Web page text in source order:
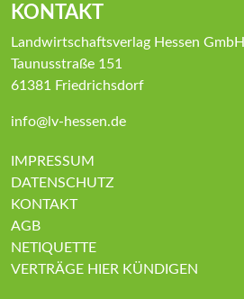
KONTAKT
Landwirtschaftsverlag Hessen GmbH
Taunusstraße 151
61381 Friedrichsdorf
info@lv-hessen.de
IMPRESSUM
DATENSCHUTZ
KONTAKT
AGB
NETIQUETTE
VERTRÄGE HIER KÜNDIGEN